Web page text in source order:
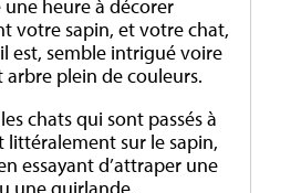
une heure à décorer
votre sapin, et votre chat,
est, semble intrigué voire
arbre plein de couleurs.
chats qui sont passés à
littéralement sur le sapin,
essayant d’attraper une
une guirlande.